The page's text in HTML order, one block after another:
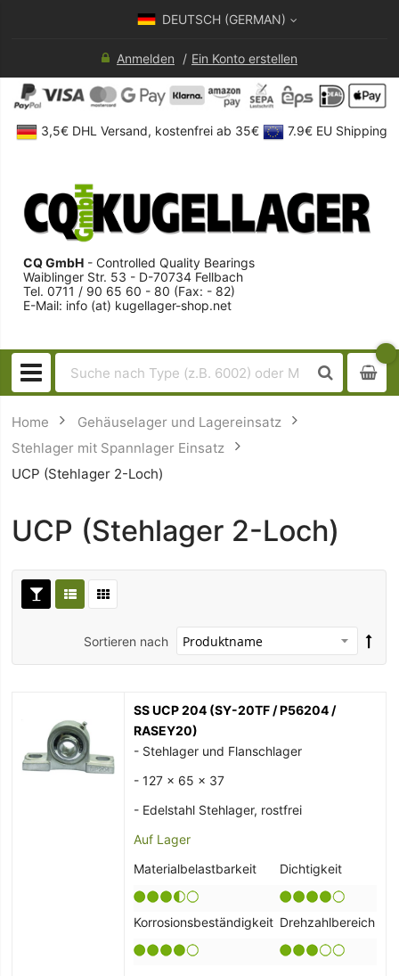
DEUTSCH (GERMAN)
Anmelden Ein Konto erstellen
3,5€ DHL Versand, kostenfrei ab 35€ 7.9€ EU Shipping
CQ GmbH - Controlled Quality Bearings
Waiblinger Str. 53 - D-70734 Fellbach
Tel. 0711 / 90 65 60 - 80 (Fax: - 82)
E-Mail: info (at) kugellager-shop.net
Home
Gehäuselager und Lagereinsatz
Stehlager mit Spannlager Einsatz
UCP (Stehlager 2-Loch)
UCP (Stehlager 2-Loch)
Sortieren nach
SS UCP 204 (SY-20TF / P56204 /
RASEY20)
- Stehlager und Flanschlager
- 127 x 65 x 37
- Edelstahl Stehlager, rostfrei
Auf Lager
Materialbelastbarkeit
Dichtigkeit
Korrosionsbeständigkeit Drehzahlbereich